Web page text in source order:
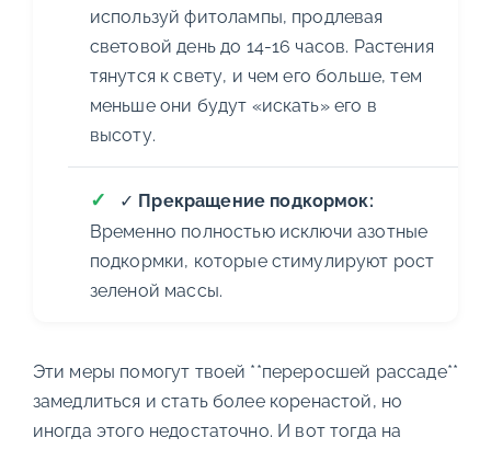
используй фитолампы, продлевая
световой день до 14-16 часов. Растения
тянутся к свету, и чем его больше, тем
меньше они будут «искать» его в
высоту.
✓ Прекращение подкормок:
Временно полностью исключи азотные
подкормки, которые стимулируют рост
зеленой массы.
Эти меры помогут твоей **переросшей рассаде**
замедлиться и стать более коренастой, но
иногда этого недостаточно. И вот тогда на